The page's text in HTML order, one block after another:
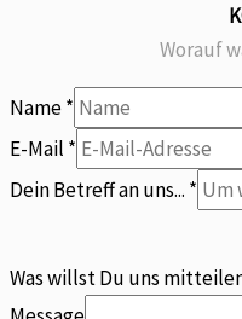
Worauf
Name*
uns...
Was
E-Mail *
Dein Betreff an uns... *
Was willst Du uns